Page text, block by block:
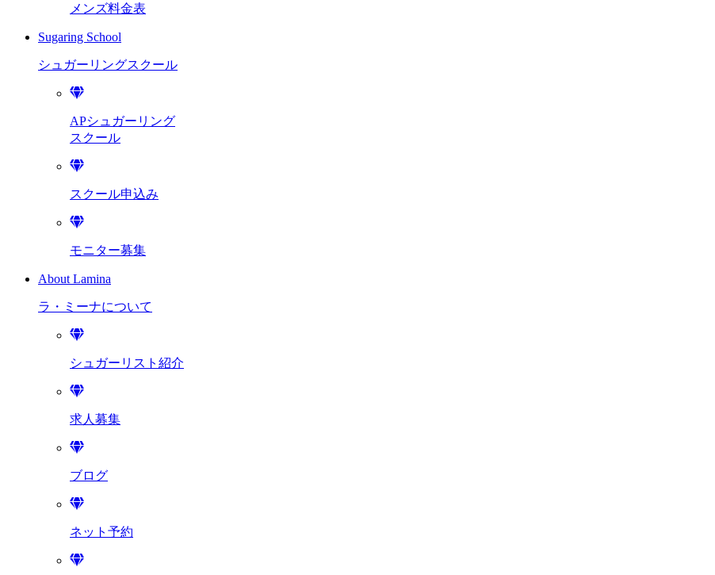
メンズ料金表
Sugaring School
シュガーリングスクール
APシュガーリング
スクール
スクール申込み
モニター募集
About Lamina
ラ・ミーナについて
シュガーリスト紹介
求人募集
ブログ
ネット予約